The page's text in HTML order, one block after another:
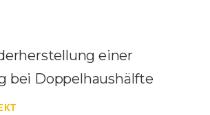
einer
bei Doppelhaushälfte